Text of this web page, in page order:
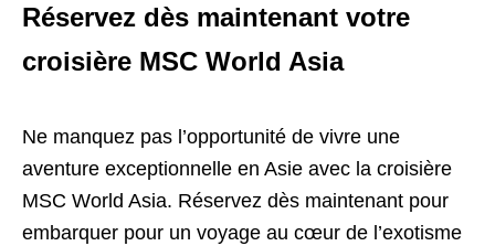
Réservez dès maintenant votre
croisière MSC World Asia
Ne manquez pas l’opportunité de vivre une
aventure exceptionnelle en Asie avec la croisière
MSC World Asia. Réservez dès maintenant pour
embarquer pour un voyage au cœur de l’exotisme